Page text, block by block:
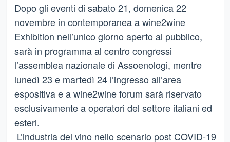
Dopo gli eventi di sabato 21, domenica 22
novembre in contemporanea a wine2wine
Exhibition nell’unico giorno aperto al pubblico,
sarà in programma al centro congressi
l’assemblea nazionale di Assoenologi, mentre
lunedì 23 e martedì 24 l’ingresso all’area
espositiva e a wine2wine forum sarà riservato
esclusivamente a operatori del settore italiani ed
esteri.
L’industria del vino nello scenario post COVID-19